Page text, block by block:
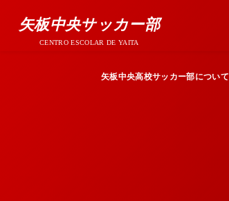
矢板中央サッカー部
CENTRO ESCOLAR DE YAITA
矢板中央高校サッカー部について